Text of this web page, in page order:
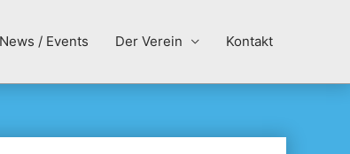
News / Events Der Verein Kontakt